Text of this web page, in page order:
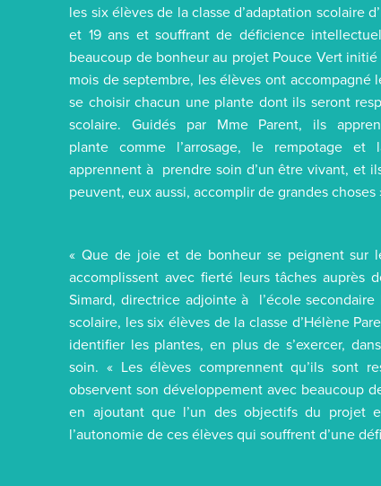
les six élèves de la classe d’adaptation scolaire
et 19 ans et souffrant de déficience
beaucoup de bonheur au projet Pouce Vert
mois de septembre, les élèves ont
se choisir chacun une plante dont ils seront
scolaire. Guidés par Mme Parent, ils
plante comme l’arrosage, le rempotage
apprennent à prendre soin d’un être vivant, et
peuvent, eux aussi, accomplir de grandes choses
« Que de joie et de bonheur se peignent sur
accomplissent avec fierté leurs tâches auprès
Simard, directrice adjointe à l’école secondaire
scolaire, les six élèves de la classe d’Hélène
identifier les plantes, en plus de s’exercer,
soin. « Les élèves comprennent qu’ils sont
observent son développement avec beaucoup
en ajoutant que l’un des objectifs du projet
l’autonomie de ces élèves qui souffrent d’une